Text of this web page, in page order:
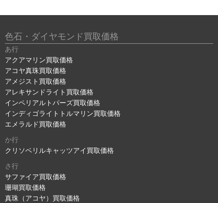
色石・ダイヤモンド買取価格
あ行
アクアマリン買取価格
アコヤ真珠買取価格
アメジスト買取価格
アレキサンドライト買取価格
インペリアルトパーズ買取価格
インディゴライトトルマリン買取価格
エメラルド買取価格
か行
クリソベリルキャッツアイ買取価格
さ行
サファイア買取価格
珊瑚買取価格
真珠（アコヤ）買取価格